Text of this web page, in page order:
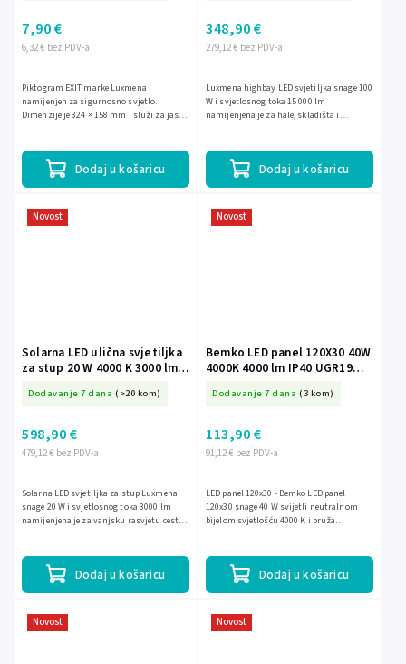
6,32 € bez PDV-a
7,90 €
Dodaj u košaricu
Piktogram EXIT marke Luxmena
namijenjen za sigurnosno svjetlo.
Dimenzije je 324 × 158 mm i služi za jasno
279,12 € bez PDV-a
348,90 €
Dodaj u košaricu
Luxmena highbay LED svjetiljka snage 100
W i svjetlosnog toka 15 000 lm
namijenjena je za hale, skladišta i
Novost
Solarna LED ulična svjetiljka
za stup 20 W 4000 K 3000 lm
MS
Dodavanje 7 dana (>20 kom)
479,12 € bez PDV-a
598,90 €
Dodaj u košaricu
Solarna LED svjetiljka za stup Luxmena
snage 20 W i svjetlosnog toka 3000 lm
namijenjena je za vanjsku rasvjetu cesta i
Novost
Bemko LED panel 120X30 40W
4000K 4000 lm IP40 UGR19
WH-U19
Dodavanje 7 dana (3 kom)
91,12 € bez PDV-a
113,90 €
Dodaj u košaricu
LED panel 120x30 - Bemko LED panel
120x30 snage 40 W svijetli neutralnom
bijelom svjetlošću 4000 K i pruža
Novost Novost